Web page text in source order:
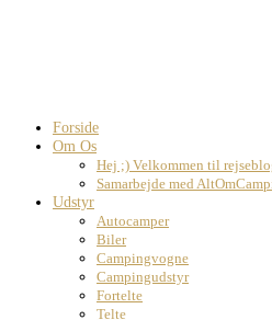
Forside
Om Os
Hej ;) Velkommen til
Samarbejde med
Udstyr
Autocamper
Biler
Campingvogne
Campingudstyr
Fortelte
Telte